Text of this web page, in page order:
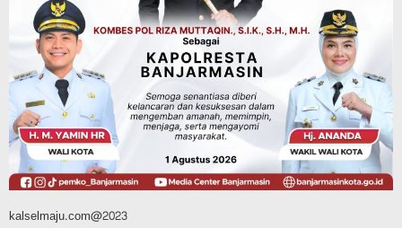
Advertorial Pemkab Balangan
Silaturahmi ke DPRD Balangan, Kapolres
AKBP Arif Mansyur Perkuat Koordinasi
Keamanan Daerah
Agustus 6, 2026
kalselmaju.com@2023